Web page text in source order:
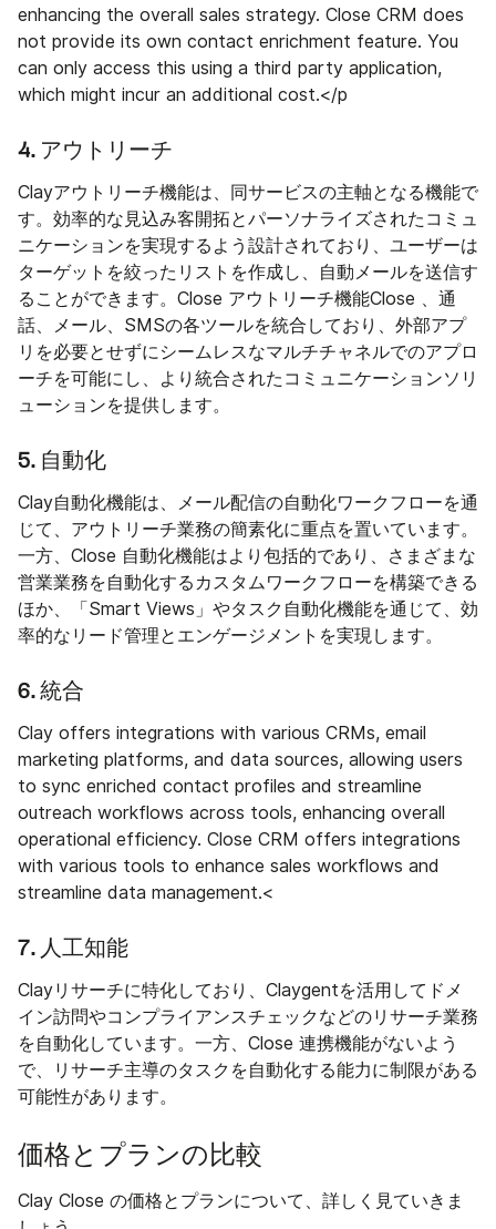
enhancing the overall sales strategy. Close CRM does
not provide its own contact enrichment feature. You
can only access this using a third party application,
which might incur an additional cost.</p
4. アウトリーチ
Clayアウトリーチ機能は、同サービスの主軸となる機能で
す。効率的な見込み客開拓とパーソナライズされたコミュ
ニケーションを実現するよう設計されており、ユーザーは
ターゲットを絞ったリストを作成し、自動メールを送信す
ることができます。Close アウトリーチ機能Close 、通
話、メール、SMSの各ツールを統合しており、外部アプ
リを必要とせずにシームレスなマルチチャネルでのアプロ
ーチを可能にし、より統合されたコミュニケーションソリ
ューションを提供します。
5. 自動化
Clay自動化機能は、メール配信の自動化ワークフローを通
じて、アウトリーチ業務の簡素化に重点を置いています。
一方、Close 自動化機能はより包括的であり、さまざまな
営業業務を自動化するカスタムワークフローを構築できる
ほか、「Smart Views」やタスク自動化機能を通じて、効
率的なリード管理とエンゲージメントを実現します。
6. 統合
Clay offers integrations with various CRMs, email
marketing platforms, and data sources, allowing users
to sync enriched contact profiles and streamline
outreach workflows across tools, enhancing overall
operational efficiency. Close CRM offers integrations
with various tools to enhance sales workflows and
streamline data management.<
7. 人工知能
Clayリサーチに特化しており、Claygentを活用してドメ
イン訪問やコンプライアンスチェックなどのリサーチ業務
を自動化しています。一方、Close 連携機能がないよう
で、リサーチ主導のタスクを自動化する能力に制限がある
可能性があります。
価格とプランの比較
Clay Close の価格とプランについて、詳しく見ていきま